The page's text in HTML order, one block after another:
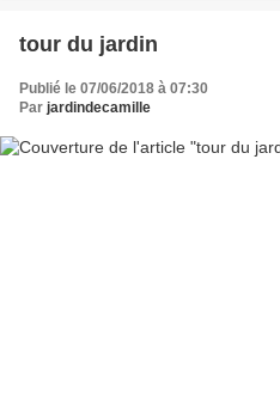
tour du jardin
Publié le 07/06/2018 à 07:30
Par jardindecamille